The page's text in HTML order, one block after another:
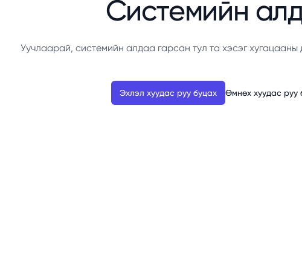
Системийн
Уучлаарай, системийн алдаа гарсан тул та хэсэг
Эхлэл хуудас руу буцах Өмнөх хуудас руу